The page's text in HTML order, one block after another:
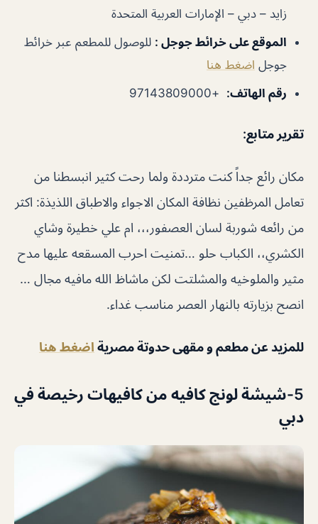
زايد – دبي – الإمارات العربية المتحدة
الموقع على خرائط جوجل : للوصول للمطعم عبر خرائط
جوجل اضغط هنا
رقم الهاتف:
+97143809000
تقرير متابع:
مكان رائع جداً كنت مترددة ولما رحت كثير انبسطنا من
تعامل المرظفين نظافة المكان الاجواء والاطباق اللذيذة: اكثر
من رائعه شوربة لسان العصفور،،، ام علي خطيرة وشاي
الكشري،، الكباب حلو …تمنيت احرب المسقعه عليها مدح
مثير والملوخيه والمشلتت لكن ماشاظ الله مافيه مجال …
انصح بزيارته بالنهار العصر مناسب غداء.
للمزيد عن مطعم و مقهى حدوتة مصرية اضغط هنا
5-شيشة لونج كافيه من كافيهات رخيصة في
دبي